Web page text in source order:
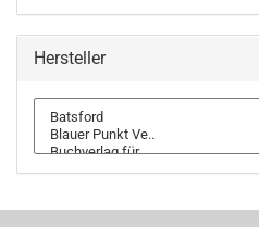
Hersteller